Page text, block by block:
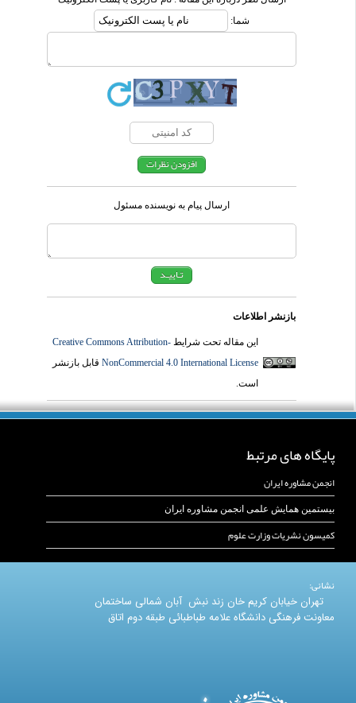
شما:
ارسال پیام به نویسنده مسئول
بازنشر اطلاعات
این مقاله تحت شرایطCreative Commons Attribution-
NonCommercial 4.0 International Licenseقابل بازنشر
است.
پایگاه های مرتبط
انجمن مشاوره ایران
بیستمین همایش علمی انجمن مشاوره ایران
کمیسون نشریات وزارت علوم
نشانی:
تهران خیابان کریم خان زند نبش آبان شمالی ساختمان
معاونت فرهنگی دانشگاه علامه طباطبائی طبقه دوم اتاق